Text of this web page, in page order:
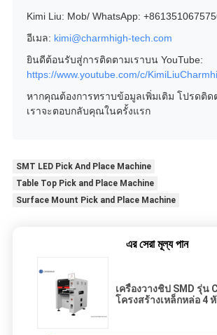
Kimi Liu: Mob/ WhatsApp:
อีเมล: kimi@charmhigh-tech.com
ยินดีต้อนรับสู่การติดตามเราบน YouTube:
https://www.youtube.com/c/
หากคุณต้องการทราบข้อมูลเพิ่มเติม โปรดติด
เราจะตอบกลับคุณในครั้งแรก
SMT LED Pick And Place Machine
Table Top Pick and Place Machine
Surface Mount Pick and Place Machine
এর সেরা মূল্য পান
เครื่องวางชิป SMD รุ่น
โครงสร้างเหล็กหล่อ 4